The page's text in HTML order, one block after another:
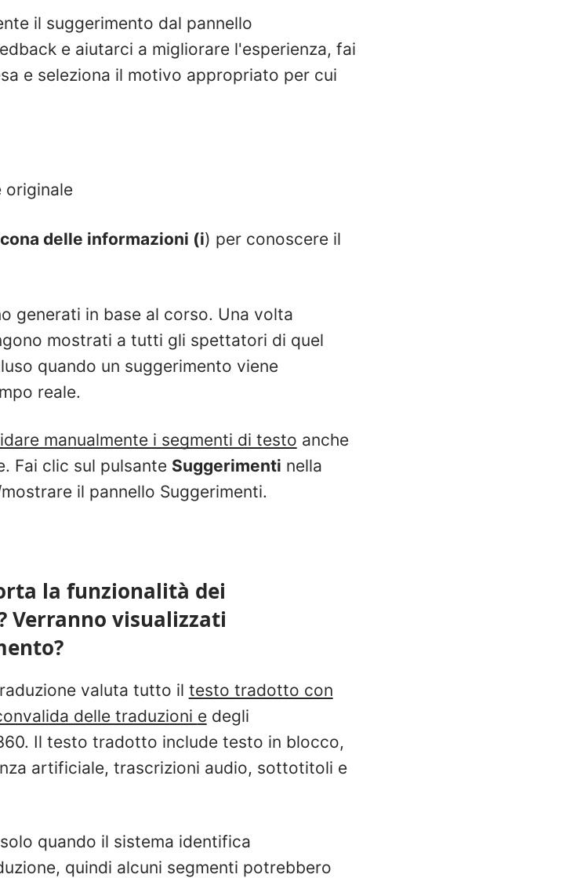
il suggerimento dal pannello
e aiutarci a migliorare l'esperienza, fai
e seleziona il motivo appropriato per cui
originale
delle informazioni (i) per conoscere il
generati in base al corso. Una volta
mostrati a tutti gli spettatori di quel
quando un suggerimento viene
reale.
manualmente i segmenti di testo anche
Fai clic sul pulsante Suggerimenti nella
il pannello Suggerimenti.
la funzionalità dei
Verranno visualizzati
valuta tutto il testo tradotto con
delle traduzioni edegli
Il testo tradotto include testo in blocco,
artificiale, trascrizioni audio, sottotitoli e
quando il sistema identifica
quindi alcuni segmenti potrebbero